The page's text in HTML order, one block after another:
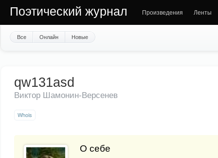
Поэтический журнал Произведения Ленты
Все Онлайн Новые
qw131asd
Виктор Шамонин-Версенев
Whois
О себе